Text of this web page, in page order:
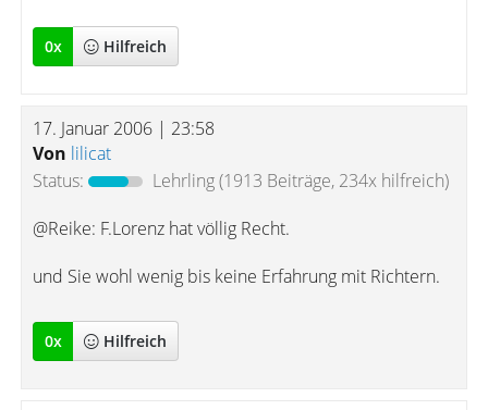
0x Hilfreich
17. Januar 2006 | 23:58
Von lilicat
Status:
Lehrling(1913 Beiträge, 234x hilfreich)
@Reike: F.Lorenz hat völlig Recht.
und Sie wohl wenig bis keine Erfahrung mit Richtern.
0x Hilfreich